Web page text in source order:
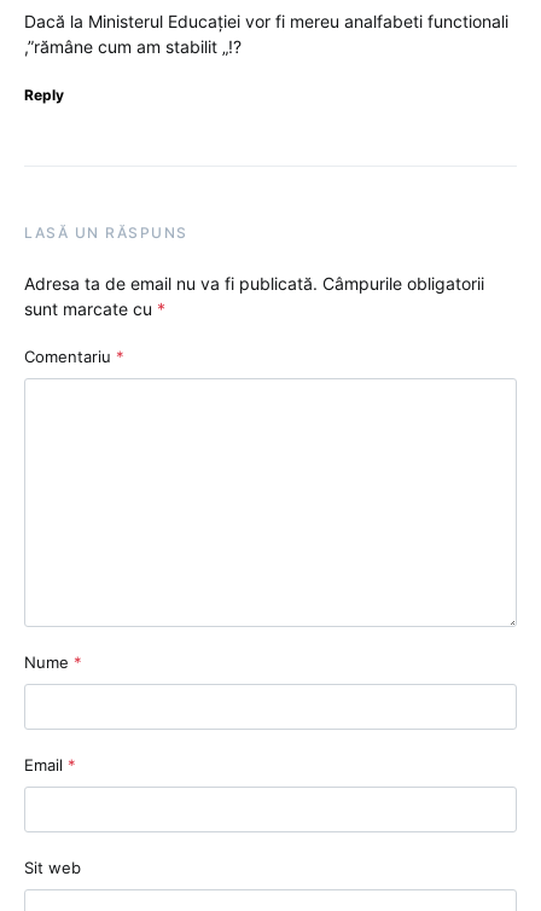
Dacă la Ministerul Educației vor fi mereu analfabeti functionali
,”rămâne cum am stabilit „!?
Reply
LASĂ UN RĂSPUNS
Adresa ta de email nu va fi publicată. Câmpurile obligatorii
sunt marcate cu *
Comentariu *
Nume *
Email *
Sit web